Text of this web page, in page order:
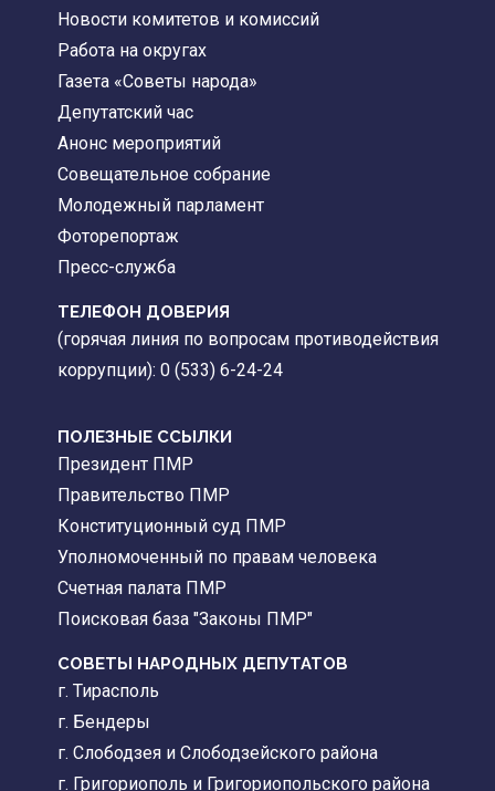
Новости комитетов и комиссий
Работа на округах
Газета «Советы народа»
Депутатский час
Анонс мероприятий
Совещательное собрание
Молодежный парламент
Фоторепортаж
Пресс-служба
ТЕЛЕФОН ДОВЕРИЯ
(горячая линия по вопросам противодействия
коррупции): 0 (533) 6-24-24
ПОЛЕЗНЫЕ ССЫЛКИ
Президент ПМР
Правительство ПМР
Конституционный суд ПМР
Уполномоченный по правам человека
Счетная палата ПМР
Поисковая база "Законы ПМР"
СОВЕТЫ НАРОДНЫХ ДЕПУТАТОВ
г. Тирасполь
г. Бендеры
г. Слободзея и Слободзейского района
г. Григориополь и Григориопольского района